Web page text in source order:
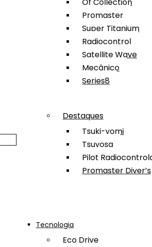
Of Collection
Promaster
Super Titanium
Radiocontrol
Satellite Wave
Mecânico
Series8
Destaques
Tsuki-yomi
Tsuyosa
Pilot
Promaster Diver’s
Tecnologia
Eco Drive